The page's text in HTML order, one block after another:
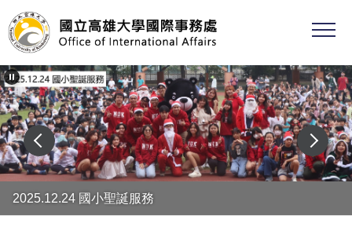
跳
到
主
要
內
容
區
2025.12.24 國小聖誕服務